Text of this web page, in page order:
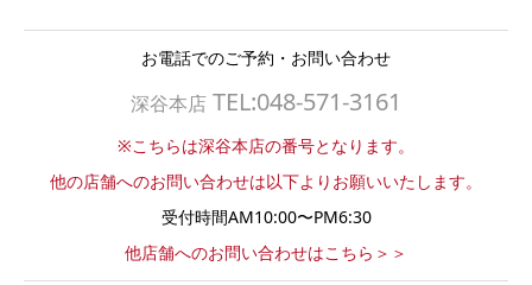
お電話でのご予約・お問い合わせ
深谷本店 TEL:048-571-3161
※こちらは深谷本店の番号となります。
他の店舗へのお問い合わせは以下よりお願いいたします。
受付時間AM10:00〜PM6:30
他店舗へのお問い合わせはこちら＞＞